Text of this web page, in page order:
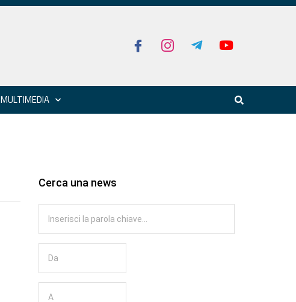
MULTIMEDIA
Cerca una news